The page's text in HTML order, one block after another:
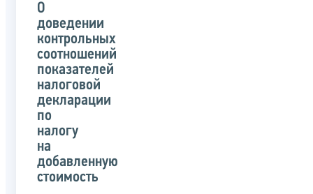
указанного
письма
О
доведении
контрольных
соотношений
показателей
налоговой
декларации
по
налогу
на
добавленную
стоимость